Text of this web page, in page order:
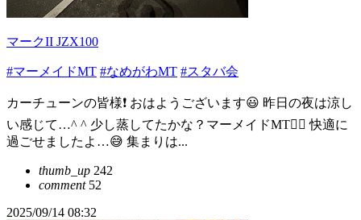
マークII JZX100
#マーメイドMT #なめがわMT #スタバ会
カーチューンの皆様❗️ おはようございます😃 昨日の夜は涼し
い感じて…^ ^ 少し蒸してたかな？マーメイドMT🧜‍♀️ 快適に
過ごせましたよ…😅 集まりは...
thumb_up 242
comment52
2025/09/14 08:32